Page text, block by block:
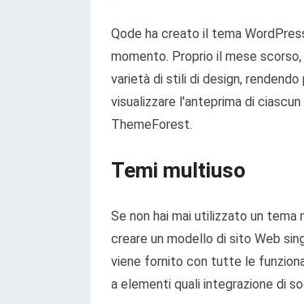
Qode ha creato il tema
momento. Proprio il mese
varietà di stili di design,
visualizzare l'anteprima di
ThemeForest.
Temi multiuso
Se non hai mai utilizzato un
creare un modello di sito Web
viene fornito con tutte le
a elementi quali integrazione di